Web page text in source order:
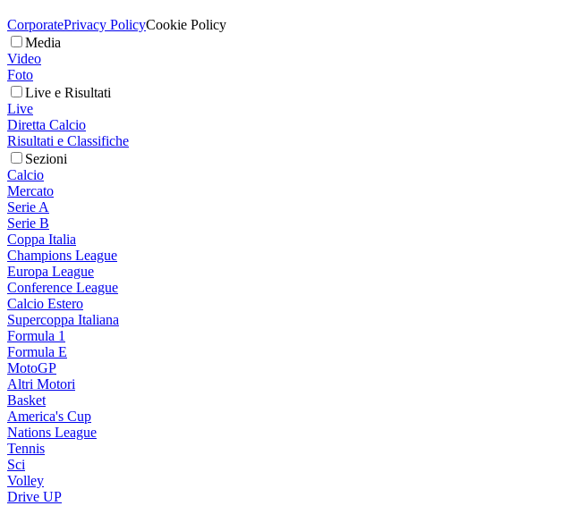
CorporatePrivacy PolicyCookie Policy
Media
Video
Foto
Live e Risultati
Live
Diretta Calcio
Risultati e Classifiche
Sezioni
Calcio
Mercato
Serie A
Serie B
Coppa Italia
Champions League
Europa League
Conference League
Calcio Estero
Supercoppa Italiana
Formula 1
Formula E
MotoGP
Altri Motori
Basket
America's Cup
Nations League
Tennis
Sci
Volley
Drive UP